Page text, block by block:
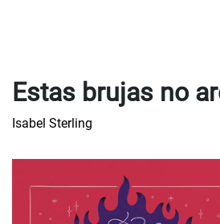
Estas brujas no
Isabel Sterling